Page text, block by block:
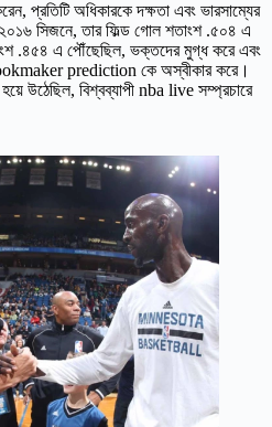
প্রতিটি অধিকারকে দক্ষতা এবং ভারসাম্যের
সিজনে, তার ফিল্ড গোল শতাংশ .৫০৪ এ
.৪৫৪ এ পৌঁছেছিল, ভক্তদের মুগ্ধ করে এবং
prediction কে অস্বীকার করে।
উঠেছিল, বিশ্বব্যাপী nba live সম্প্রচারে